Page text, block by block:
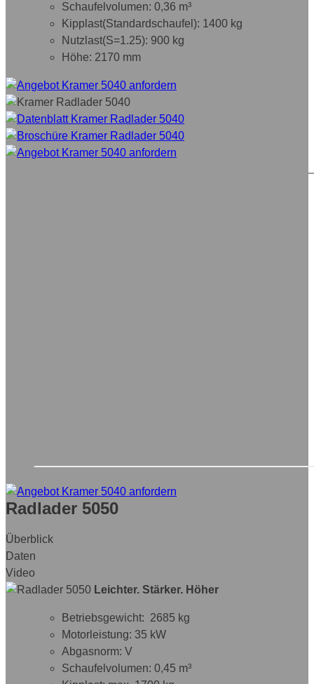
Schaufelvolumen: 0,36 m³
Kipplast(Standardschaufel): 1400 kg
Nutzlast(S=1.25): 900 kg
Höhe: 2170 mm
Radlader 5050
Überblick
Daten
Video
Leichter. Stärker. Höher
Betriebsgewicht: 2685 kg
Motorleistung: 35 kW
Abgasnorm: V
Schaufelvolumen: 0,45 m³